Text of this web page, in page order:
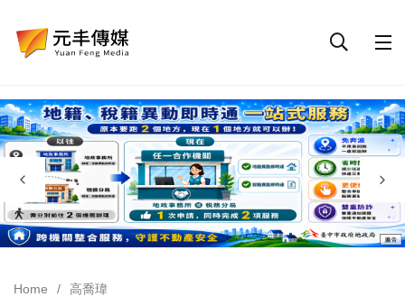
Home
高喬瑋